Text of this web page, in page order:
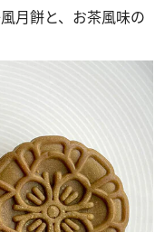
月餅と、お茶風味の